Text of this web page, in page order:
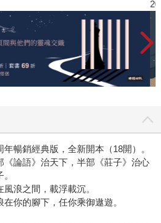
暢銷經典版，全新開本（18開）。
《論語》治天下，半部《莊子》治心
浪之間，載浮載沉。
你的腳下，任你乘御遨遊。